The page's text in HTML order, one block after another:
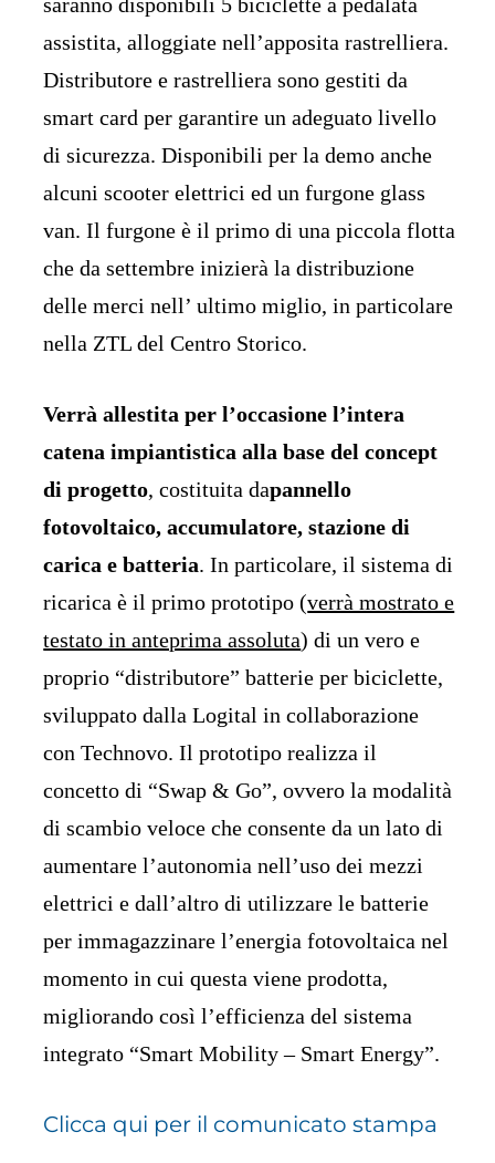
assistita, alloggiate nell’apposita rastrelliera.
Distributore e rastrelliera sono gestiti da
smart card per garantire un adeguato livello
di sicurezza. Disponibili per la demo anche
alcuni scooter elettrici ed un furgone glass
van. Il furgone è il primo di una piccola flotta
che da settembre inizierà la distribuzione
delle merci nell’ ultimo miglio, in particolare
nella ZTL del Centro Storico.
Verrà allestita per l’occasione l’intera
catena impiantistica alla base del concept
di progetto, costituita dapannello
fotovoltaico, accumulatore, stazione di
carica e batteria. In particolare, il sistema di
ricarica è il primo prototipo (verrà mostrato e
testato in anteprima assoluta) di un vero e
proprio “distributore” batterie per biciclette,
sviluppato dalla Logital in collaborazione
con Technovo. Il prototipo realizza il
concetto di “Swap & Go”, ovvero la modalità
di scambio veloce che consente da un lato di
aumentare l’autonomia nell’uso dei mezzi
elettrici e dall’altro di utilizzare le batterie
per immagazzinare l’energia fotovoltaica nel
momento in cui questa viene prodotta,
migliorando così l’efficienza del sistema
integrato “Smart Mobility – Smart Energy”.
Clicca qui per il comunicato stampa